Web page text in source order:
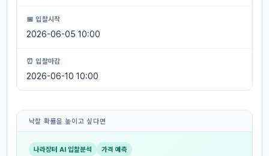
📅 입찰시작
2026-06-05 10:00
⏰ 입찰마감
2026-06-10 10:00
낙찰 확률을 높이고 싶다면
나라장터 AI 입찰분석 가격 예측